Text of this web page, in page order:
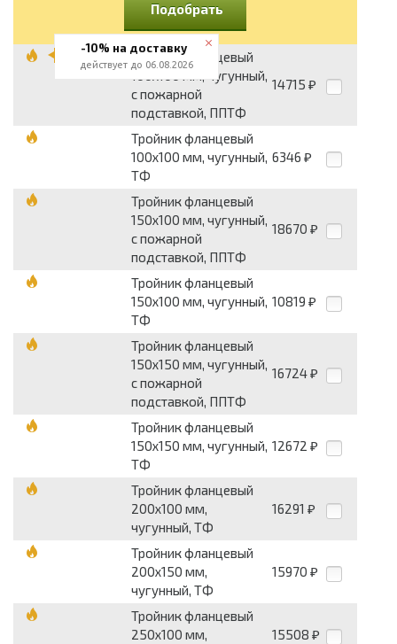
Подобрать
Тройник фланцевый
100x100 мм, чугунный,
с пожарной
подставкой, ППТФ
14715 ₽
Тройник фланцевый
100x100 мм, чугунный,
ТФ
6346 ₽
Тройник фланцевый
150x100 мм, чугунный,
с пожарной
подставкой, ППТФ
18670 ₽
Тройник фланцевый
150x100 мм, чугунный,
ТФ
10819 ₽
Тройник фланцевый
150x150 мм, чугунный,
с пожарной
подставкой, ППТФ
16724 ₽
Тройник фланцевый
150x150 мм, чугунный,
ТФ
12672 ₽
Тройник фланцевый
200x100 мм,
чугунный, ТФ
16291 ₽
Тройник фланцевый
200x150 мм,
чугунный, ТФ
15970 ₽
Тройник фланцевый
250x100 мм,
15508 ₽
-10% на доставку
действует до 06.08.2026